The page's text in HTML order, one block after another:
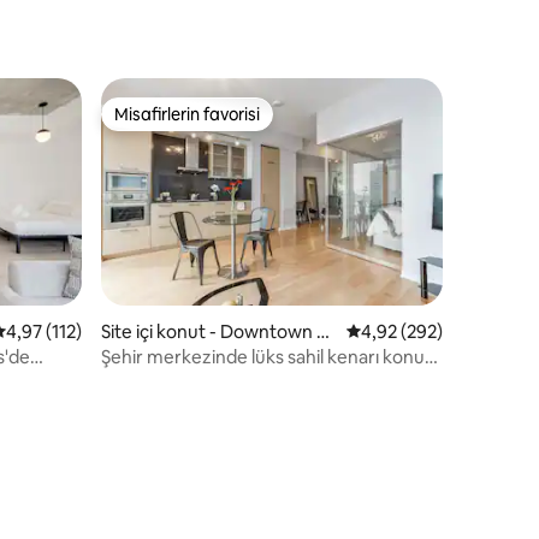
üzerinden ortalama 4,97 puan, 112 değerlendirme
4,97 (112)
Misafirlerin favorisi
Misafirlerin favorisi
Site içi konut - Downtown To
ronto
5 üzerinden ortalama
4,92 (292)
Şehir merkezinde lüks sahil kenarı konutu